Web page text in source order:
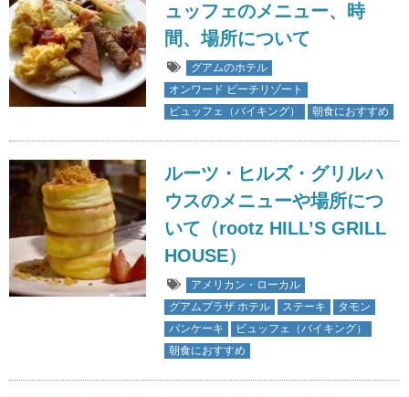
ュッフェのメニュー、時
間、場所について
グアムのホテル
オンワード ビーチリゾート
ビュッフェ（バイキング）
朝食におすすめ
ルーツ・ヒルズ・グリルハ
ウスのメニューや場所につ
いて（rootz HILL’S GRILL
HOUSE）
アメリカン・ローカル
グアムプラザ ホテル
ステーキ
タモン
パンケーキ
ビュッフェ（バイキング）
朝食におすすめ